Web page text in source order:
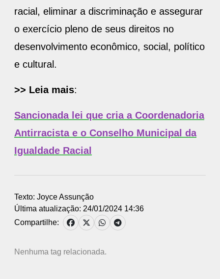
racial, eliminar a discriminação e assegurar
o exercício pleno de seus direitos no
desenvolvimento econômico, social, político
e cultural.
>> Leia mais:
Sancionada lei que cria a Coordenadoria
Antirracista e o Conselho Municipal da
Igualdade Racial
Texto: Joyce Assunção
Última atualização: 24/01/2024 14:36
Compartilhe:
Nenhuma tag relacionada.